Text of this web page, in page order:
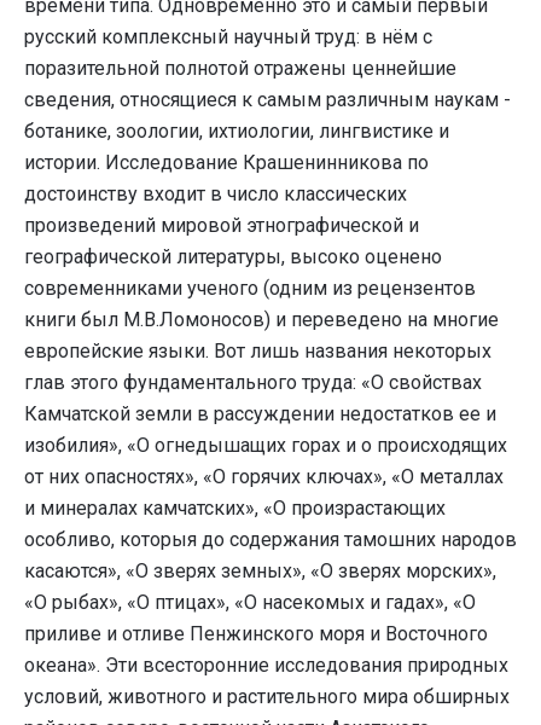
времени типа. Одновременно это и самый первый
русский комплексный научный труд: в нём с
поразительной полнотой отражены ценнейшие
сведения, относящиеся к самым различным наукам -
ботанике, зоологии, ихтиологии, лингвистике и
истории. Исследование Крашенинникова по
достоинству входит в число классических
произведений мировой этнографической и
географической литературы, высоко оценено
современниками ученого (одним из рецензентов
книги был М.В.Ломоносов) и переведено на многие
европейские языки. Вот лишь названия некоторых
глав этого фундаментального труда: «О свойствах
Камчатской земли в рассуждении недостатков ее и
изобилия», «О огнедышащих горах и о происходящих
от них опасностях», «О горячих ключах», «О металлах
и минералах камчатских», «О произрастающих
особливо, которыя до содержания тамошних народов
касаются», «О зверях земных», «О зверях морских»,
«О рыбах», «О птицах», «О насекомых и гадах», «О
приливе и отливе Пенжинского моря и Восточного
океана». Эти всесторонние исследования природных
условий, животного и растительного мира обширных